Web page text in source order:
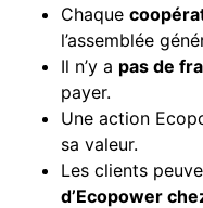
Chaque
l’assemblée
Il n’y a pas de
payer.
Une action
sa valeur.
Les clients
d’Ecopower